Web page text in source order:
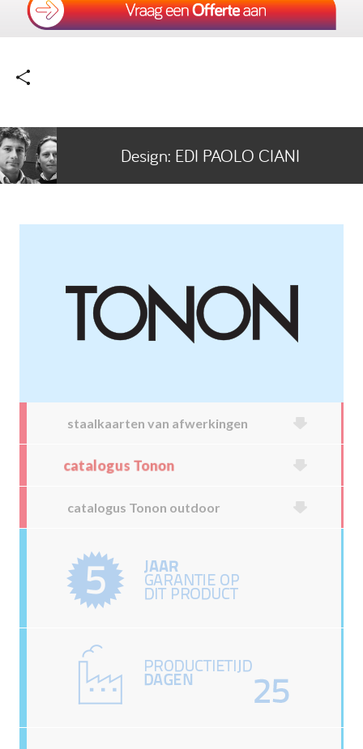
Design: EDI PAOLO CIANI
staalkaarten van afwerkingen
catalogus Tonon
catalogus Tonon outdoor